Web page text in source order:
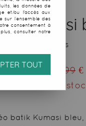
Kumasi
Donnez votre avis
au lieu de 29,99 €
du
batik Kumasi
les données de
et/ou l'accès aux
sur l’ensemble des
consentement à
consulter notre
TOUT